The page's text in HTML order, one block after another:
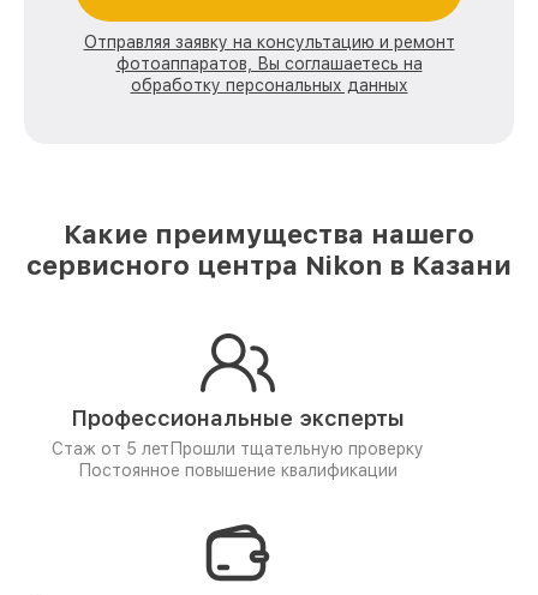
Отправляя заявку на консультацию и ремонт
фотоаппаратов, Вы соглашаетесь на
обработку персональных данных
Какие преимущества нашего
сервисного центра Nikon в Казани
Профессиональные эксперты
Стаж от 5 лет Прошли тщательную проверку
Постоянное повышение квалификации